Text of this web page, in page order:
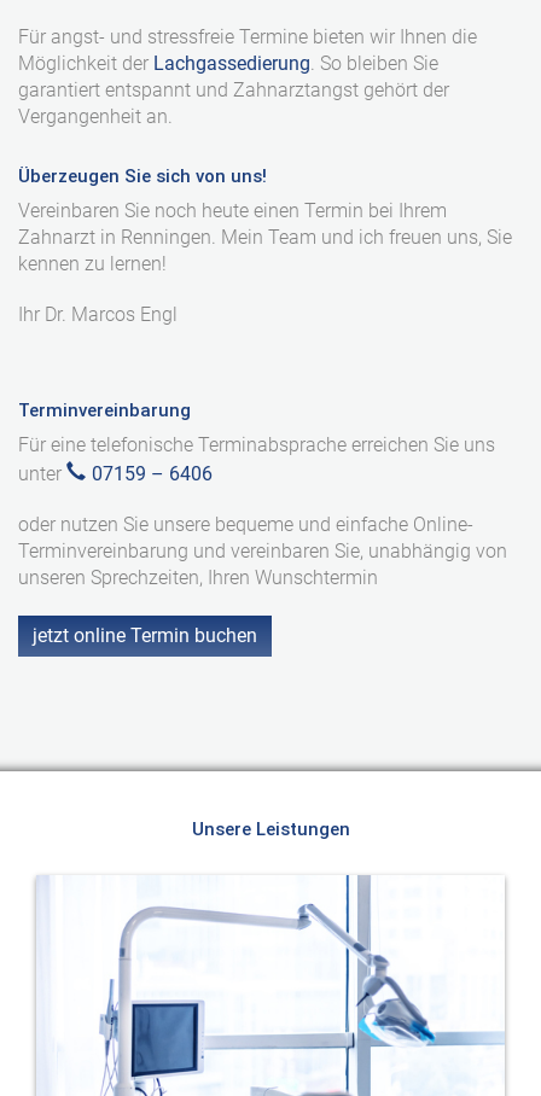
Für angst- und stressfreie Termine bieten wir Ihnen die
Möglichkeit der Lachgassedierung. So bleiben Sie
garantiert entspannt und Zahnarztangst gehört der
Vergangenheit an.
Überzeugen Sie sich von uns!
Vereinbaren Sie noch heute einen Termin bei Ihrem
Zahnarzt in Renningen. Mein Team und ich freuen uns, Sie
kennen zu lernen!
Ihr Dr. Marcos Engl
Terminvereinbarung
Für eine telefonische Terminabsprache erreichen Sie uns
unter
07159 – 6406
oder nutzen Sie unsere bequeme und einfache Online-
Terminvereinbarung und vereinbaren Sie, unabhängig von
unseren Sprechzeiten, Ihren Wunschtermin
jetzt online Termin buchen
Unsere Leistungen